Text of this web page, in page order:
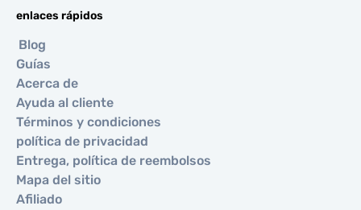
enlaces rápidos
Blog
Guías
Acerca de
Ayuda al cliente
Términos y condiciones
política de privacidad
Entrega, política de reembolsos
Mapa del sitio
Afiliado